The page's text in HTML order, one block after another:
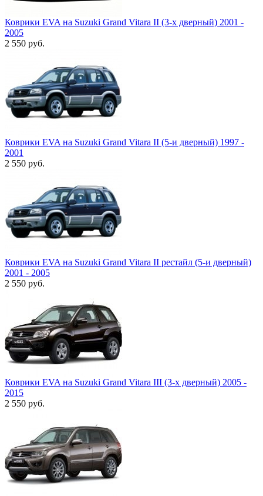
Коврики EVA на Suzuki Grand Vitara II (3-х дверный) 2001 -
2005
2 550 руб.
Коврики EVA на Suzuki Grand Vitara II (5-и дверный) 1997 -
2001
2 550 руб.
Коврики EVA на Suzuki Grand Vitara II рестайл (5-и дверный)
2001 - 2005
2 550 руб.
Коврики EVA на Suzuki Grand Vitara III (3-х дверный) 2005 -
2015
2 550 руб.